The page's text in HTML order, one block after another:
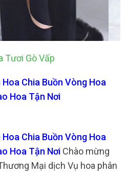
Tươi Gò Vấp
Chia Buồn Vòng Hoa
Hoa Tận Nơi
Chia Buồn Vòng Hoa
Hoa Tận Nơi Chào mừng
Mại dịch Vụ hoa phân